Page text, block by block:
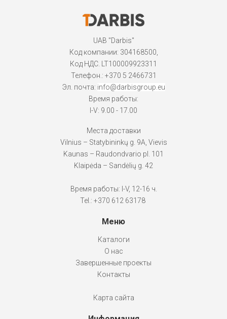
UAB "Darbis"
Код компании: 304168500,
Код НДС. LT100009923311
Телефон.: +370 5 2466731
Эл. почта: info@darbisgroup.eu
Время работы:
I-V: 9.00 - 17.00
Места доставки
Vilnius – Statybininkų g. 9A, Vievis
Kaunas – Raudondvario pl. 101
Klaipėda – Sandėlių g. 42
Время работы: I-V, 12-16 ч.
Tel.: +370 612 63178
Меню
Каталоги
О нас
Завершенные проекты
Контакты
Карта сайта